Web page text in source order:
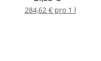
284,62 € pro 1 l